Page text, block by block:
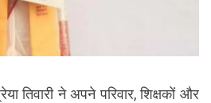
तिवारी ने अपने परिवार, शिक्षकों और